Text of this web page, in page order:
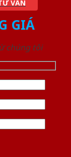
VẤN
GIÁ
chúng tôi